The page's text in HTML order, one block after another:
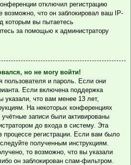
отключил регистрацию
возможно, что он заблокировал ваш IP-
которым вы пытаетесь
за помощью к администратору
но не могу войти!
пользователя и пароль. Если они
Если включена поддержка
указали, что вам менее 13 лет,
На некоторых конференциях
записи были активированы
до входа в систему. Эта
процессе регистрации. Если вам было
полученным инструкциям.
то возможно, что вы указали
он заблокирован спам-фильтром.